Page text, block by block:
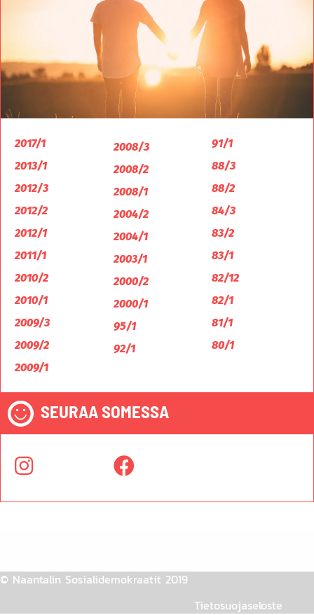
2017/1
2013/1
2012/3
2012/2
2012/1
2011/1
2010/2
2010/1
2009/3
2009/2
2009/1
2008/3
2008/2
2008/1
2004/2
2004/1
2003/1
2000/2
2000/1
95/1
92/1
91/1
88/3
88/2
84/3
83/2
83/1
82/12
82/1
81/1
80/1
SEURAA SOMESSA
© Naantalin Sosialidemokraatit 2019
Tietosuojaseloste